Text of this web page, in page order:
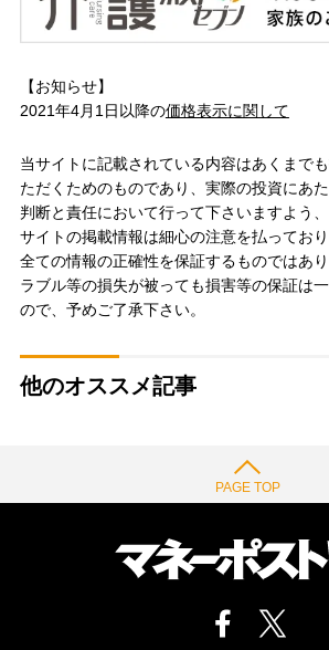
【お知らせ】
2021年4月1日以降の価格表示に関して
当サイトに記載されている内容はあくまで
ただくためのものであり、実際の投資にあ
判断と責任において行って下さいますよう
サイトの掲載情報は細心の注意を払ってお
全ての情報の正確性を保証するものではあ
ラブル等の損失が被っても損害等の保証は
ので、予めご了承下さい。
他のオススメ記事
PAGE TOP